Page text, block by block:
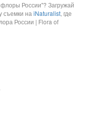
России"? Загружай
съемки на iNaturalist, где
России | Flora of